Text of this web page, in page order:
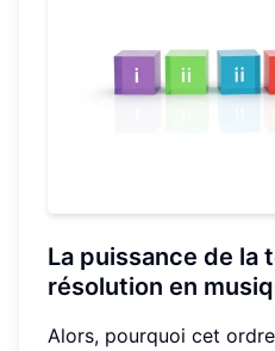
La puissance de la
résolution en
Alors, pourquoi cet